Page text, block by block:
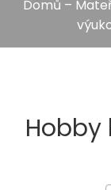
Domů –
Hobby